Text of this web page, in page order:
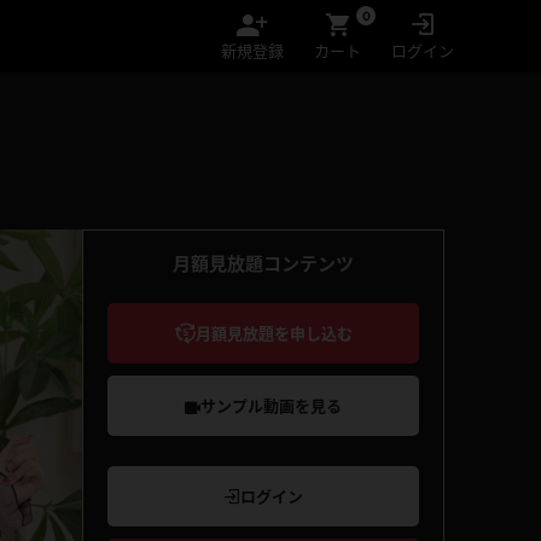
新規登録 カート
0
ログイン
月額見放題コンテンツ
月額見放題を申し込む
サンプル動画を見る
ログイン